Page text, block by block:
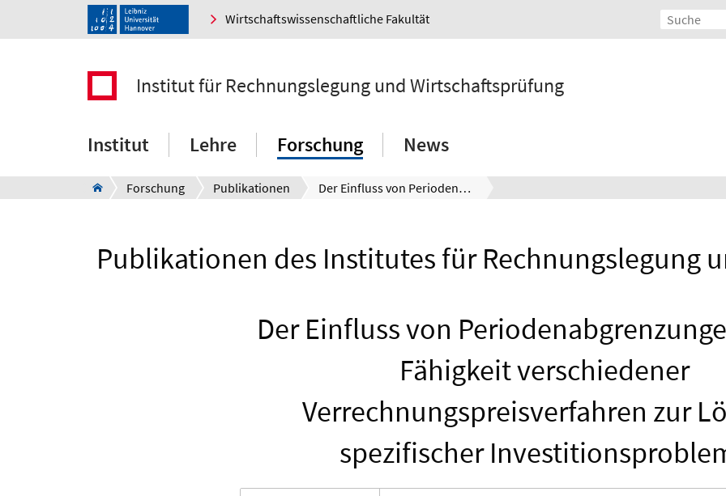
Wirtschaftswissenschaftliche Fakultät
Institut für Rechnungslegung und Wirtschaftsprüfung
Institut Lehre Forschung News
Forschung Publikationen Der Einfluss von Periodenabgrenzungen auf die Fähigkeit verschiedener Verrechnungspreisverfahren zur Lösung spezifischer Investitionsprobleme
Publikationen des Institutes für Rechnungslegung
Der Einfluss von
Fähigkeit verschiedener
Verrechnungspreisverfahren zur
spezifischer